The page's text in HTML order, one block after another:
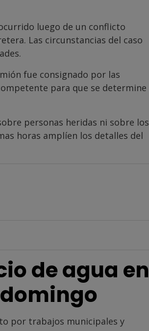
luego de un conflicto
Las circunstancias del caso
fue consignado por las
para que se determine
personas heridas ni sobre los
horas amplíen los detalles del
de agua en
por trabajos municipales y